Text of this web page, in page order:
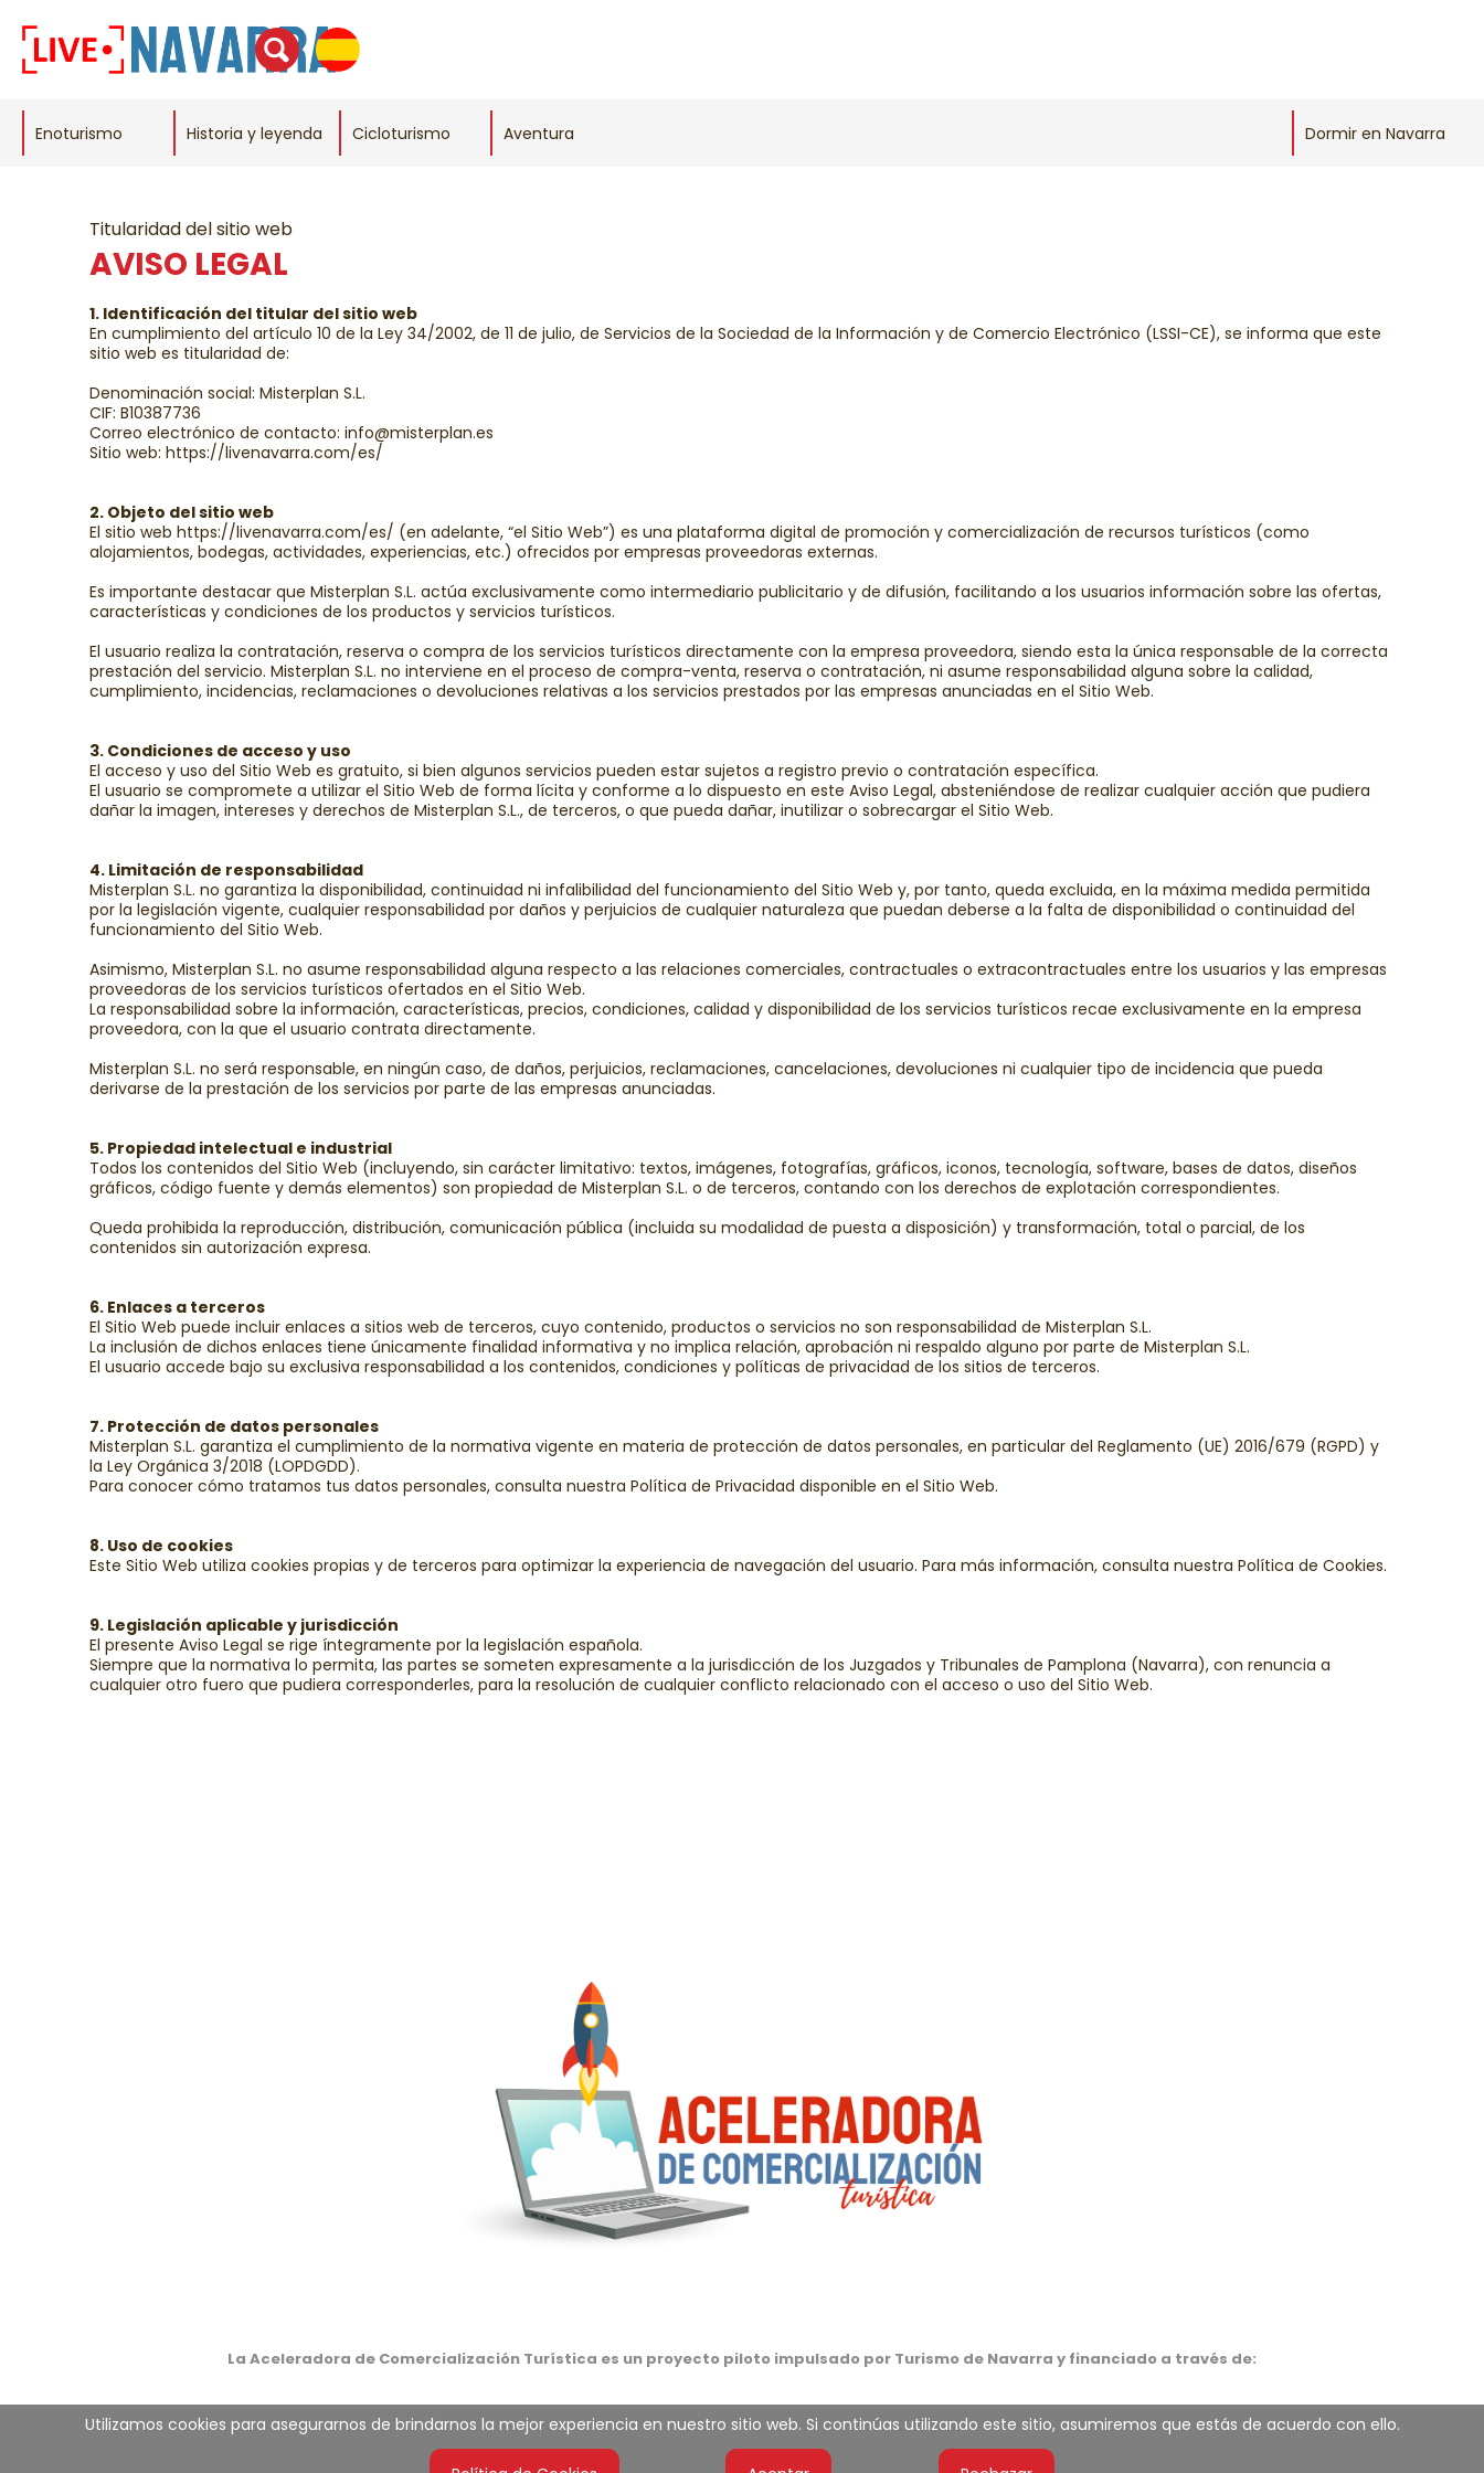
Enoturismo Historia y leyenda Cicloturismo Aventura Dormir en Navarra
Titularidad del sitio web
AVISO LEGAL
1. Identificación del titular del sitio web
En cumplimiento del artículo 10 de la Ley 34/2002, de 11 de julio, de Servicios de la Sociedad de la Información y de Comercio Electrónico (LSSI-CE), se informa que este
sitio web es titularidad de:
Denominación social: Misterplan S.L.
CIF: B10387736
Correo electrónico de contacto: info@misterplan.es
Sitio web: https://livenavarra.com/es/
2. Objeto del sitio web
El sitio web https://livenavarra.com/es/ (en adelante, “el Sitio Web”) es una plataforma digital de promoción y comercialización de recursos turísticos (como
alojamientos, bodegas, actividades, experiencias, etc.) ofrecidos por empresas proveedoras externas.
Es importante destacar que Misterplan S.L. actúa exclusivamente como intermediario publicitario y de difusión, facilitando a los usuarios información sobre las ofertas,
características y condiciones de los productos y servicios turísticos.
El usuario realiza la contratación, reserva o compra de los servicios turísticos directamente con la empresa proveedora, siendo esta la única responsable de la correcta
prestación del servicio. Misterplan S.L. no interviene en el proceso de compra-venta, reserva o contratación, ni asume responsabilidad alguna sobre la calidad,
cumplimiento, incidencias, reclamaciones o devoluciones relativas a los servicios prestados por las empresas anunciadas en el Sitio Web.
3. Condiciones de acceso y uso
El acceso y uso del Sitio Web es gratuito, si bien algunos servicios pueden estar sujetos a registro previo o contratación específica.
El usuario se compromete a utilizar el Sitio Web de forma lícita y conforme a lo dispuesto en este Aviso Legal, absteniéndose de realizar cualquier acción que pudiera
dañar la imagen, intereses y derechos de Misterplan S.L., de terceros, o que pueda dañar, inutilizar o sobrecargar el Sitio Web.
4. Limitación de responsabilidad
Misterplan S.L. no garantiza la disponibilidad, continuidad ni infalibilidad del funcionamiento del Sitio Web y, por tanto, queda excluida, en la máxima medida permitida
por la legislación vigente, cualquier responsabilidad por daños y perjuicios de cualquier naturaleza que puedan deberse a la falta de disponibilidad o continuidad del
funcionamiento del Sitio Web.
Asimismo, Misterplan S.L. no asume responsabilidad alguna respecto a las relaciones comerciales, contractuales o extracontractuales entre los usuarios y las empresas
proveedoras de los servicios turísticos ofertados en el Sitio Web.
La responsabilidad sobre la información, características, precios, condiciones, calidad y disponibilidad de los servicios turísticos recae exclusivamente en la empresa
proveedora, con la que el usuario contrata directamente.
Misterplan S.L. no será responsable, en ningún caso, de daños, perjuicios, reclamaciones, cancelaciones, devoluciones ni cualquier tipo de incidencia que pueda
derivarse de la prestación de los servicios por parte de las empresas anunciadas.
5. Propiedad intelectual e industrial
Todos los contenidos del Sitio Web (incluyendo, sin carácter limitativo: textos, imágenes, fotografías, gráficos, iconos, tecnología, software, bases de datos, diseños
gráficos, código fuente y demás elementos) son propiedad de Misterplan S.L. o de terceros, contando con los derechos de explotación correspondientes.
Queda prohibida la reproducción, distribución, comunicación pública (incluida su modalidad de puesta a disposición) y transformación, total o parcial, de los
contenidos sin autorización expresa.
6. Enlaces a terceros
El Sitio Web puede incluir enlaces a sitios web de terceros, cuyo contenido, productos o servicios no son responsabilidad de Misterplan S.L.
La inclusión de dichos enlaces tiene únicamente finalidad informativa y no implica relación, aprobación ni respaldo alguno por parte de Misterplan S.L.
El usuario accede bajo su exclusiva responsabilidad a los contenidos, condiciones y políticas de privacidad de los sitios de terceros.
7. Protección de datos personales
Misterplan S.L. garantiza el cumplimiento de la normativa vigente en materia de protección de datos personales, en particular del Reglamento (UE) 2016/679 (RGPD) y
la Ley Orgánica 3/2018 (LOPDGDD).
Para conocer cómo tratamos tus datos personales, consulta nuestra Política de Privacidad disponible en el Sitio Web.
8. Uso de cookies
Este Sitio Web utiliza cookies propias y de terceros para optimizar la experiencia de navegación del usuario. Para más información, consulta nuestra Política de Cookies.
9. Legislación aplicable y jurisdicción
El presente Aviso Legal se rige íntegramente por la legislación española.
Siempre que la normativa lo permita, las partes se someten expresamente a la jurisdicción de los Juzgados y Tribunales de Pamplona (Navarra), con renuncia a
cualquier otro fuero que pudiera corresponderles, para la resolución de cualquier conflicto relacionado con el acceso o uso del Sitio Web.
La Aceleradora de Comercialización Turística es un proyecto piloto impulsado por Turismo de Navarra y financiado a través de:
Utilizamos cookies para asegurarnos de brindarnos la mejor experiencia en nuestro sitio web. Si continúas utilizando este sitio, asumiremos que estás de acuerdo con ello.